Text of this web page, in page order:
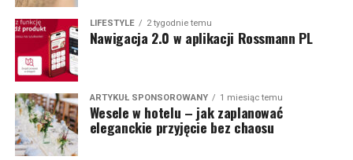
LIFESTYLE 2 tygodnie temu
Nawigacja 2.0 w aplikacji Rossmann PL
ARTYKUŁ SPONSOROWANY 1 miesiąc temu
Wesele w hotelu – jak zaplanować
eleganckie przyjęcie bez chaosu